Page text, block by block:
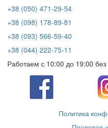
+38 (050) 471-29-54
+38 (098) 178-89-81
+38 (093) 566-59-40
+38 (044) 222-75-11
Работаем с 10:00 до 19:00
Политика